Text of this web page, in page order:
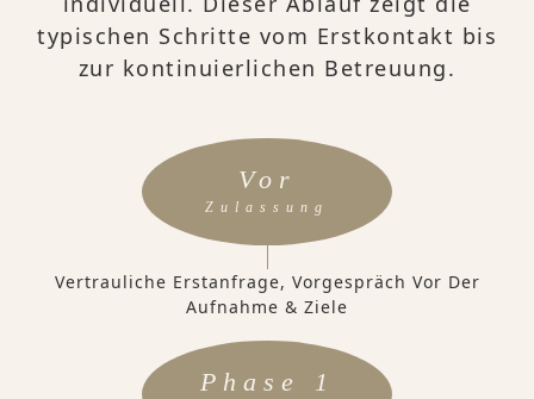
typischen Schritte vom Erstkontakt bis
zur kontinuierlichen Betreuung.
Vor
Zulassung
Vertrauliche Erstanfrage, Vorgespräch Vor Der
Aufnahme & Ziele
Phase 1